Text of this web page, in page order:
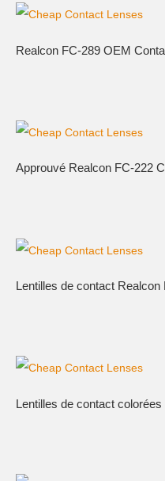
Realcon FC-289 OEM
Approuvé Realcon FC-222
Lentilles de contact Realcon
Lentilles de contact